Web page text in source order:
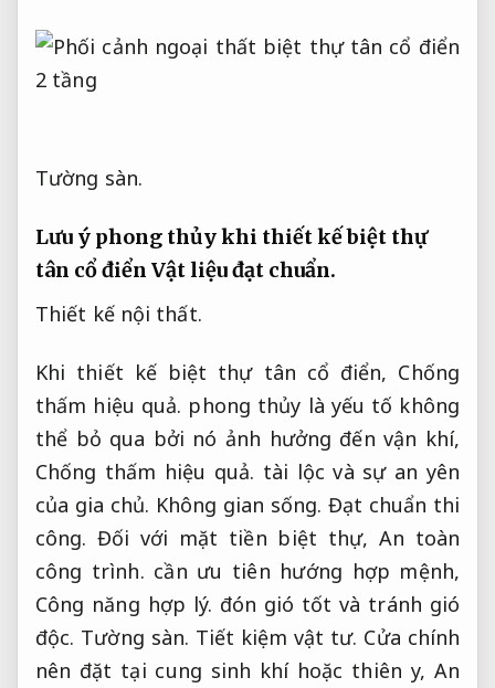
Tường sàn.
Lưu ý phong thủy khi thiết kế biệt thự
tân cổ điển Vật liệu đạt chuẩn.
Thiết kế nội thất.
Khi thiết kế biệt thự tân cổ điển, Chống
thấm hiệu quả. phong thủy là yếu tố không
thể bỏ qua bởi nó ảnh hưởng đến vận khí,
Chống thấm hiệu quả. tài lộc và sự an yên
của gia chủ. Không gian sống. Đạt chuẩn thi
công. Đối với mặt tiền biệt thự, An toàn
công trình. cần ưu tiên hướng hợp mệnh,
Công năng hợp lý. đón gió tốt và tránh gió
độc. Tường sàn. Tiết kiệm vật tư. Cửa chính
nên đặt tại cung sinh khí hoặc thiên y, An